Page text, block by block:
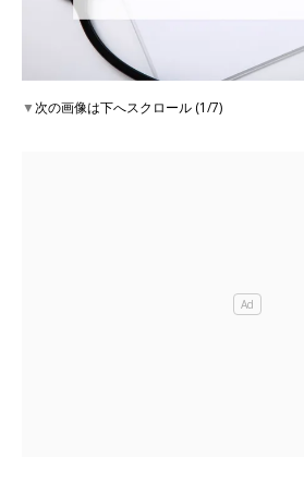
▼次の画像は下へスクロール (1/7)